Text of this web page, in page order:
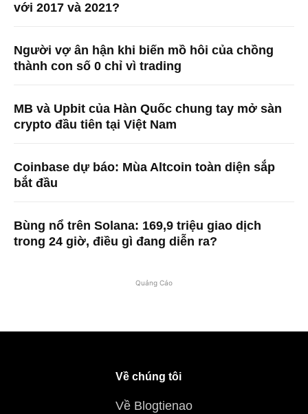
với 2017 và 2021?
Người vợ ân hận khi biến mồ hôi của chồng
thành con số 0 chỉ vì trading
MB và Upbit của Hàn Quốc chung tay mở sàn
crypto đầu tiên tại Việt Nam
Coinbase dự báo: Mùa Altcoin toàn diện sắp
bắt đầu
Bùng nổ trên Solana: 169,9 triệu giao dịch
trong 24 giờ, điều gì đang diễn ra?
Quảng Cáo
Về chúng tôi
Về Blogtienao